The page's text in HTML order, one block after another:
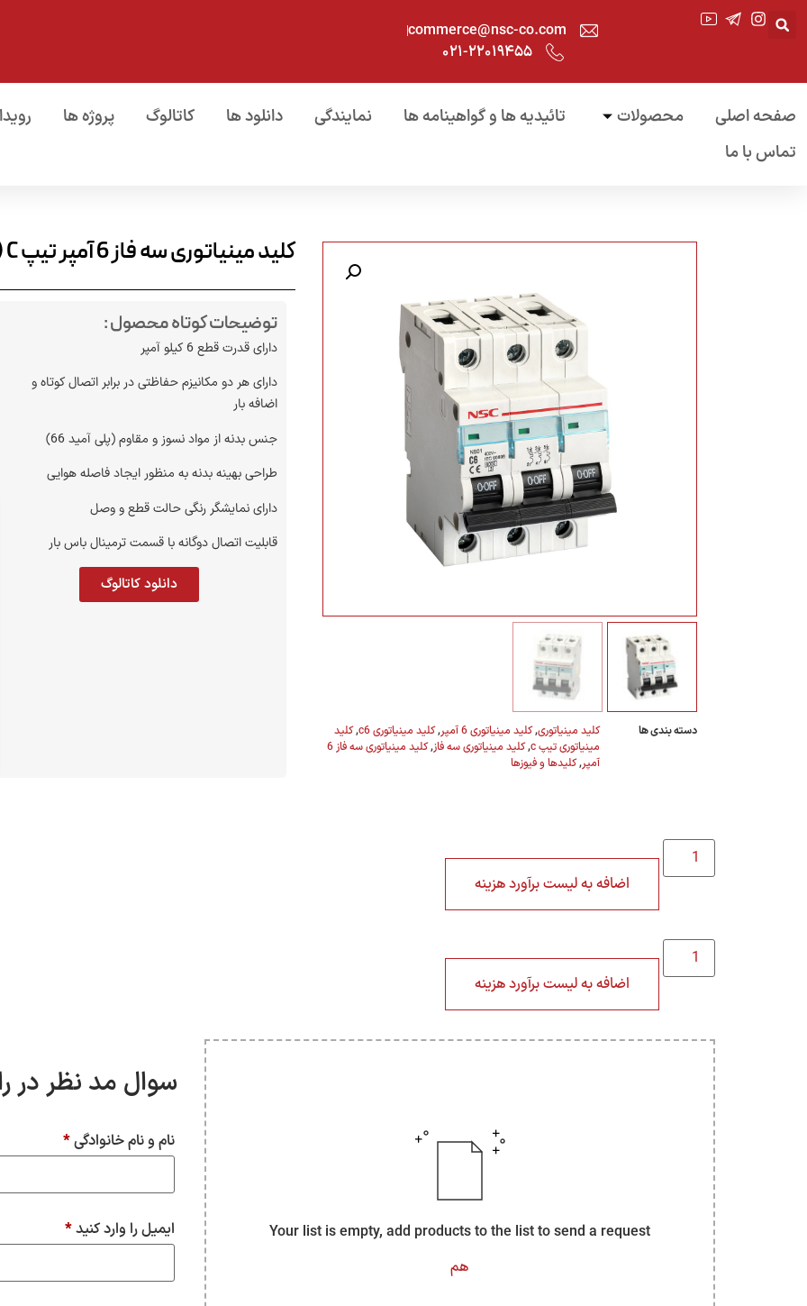
commerce@nsc-co.com
۰۲۱-۲۲۰۱۹۴۵۵
صفحه اصلی محصولات تائیدیه ها و گواهینامه ها نمایندگی دانلود ها کاتالوگ پروژه ها
تماس با ما
دسته بندی ها کلید مینیاتوری,کلید مینیاتوری 6 آمپر ,کلید مینیاتوری c6 ,کلید
مینیاتوری تیپ c ,کلید مینیاتوری سه فاز,
کلید مینیاتوری سه فاز 6
آمپر,کلیدها و فیوزها
کلید مینیاتوری سه فاز 6 آمپر تیپ C (سه پل)
توضیحات کوتاه محصول :
دارای قدرت قطع 6 کیلو آمپر
دارای هر دو مکانیزم حفاظتی در برابر اتصال کوتاه و
اضافه بار
جنس بدنه از مواد نسوز و مقاوم (پلی آمید 66)
طراحی بهینه بدنه به منظور ایجاد فاصله هوایی
دارای نمایشگر رنگی حالت قطع و وصل
قابلیت اتصال دوگانه با قسمت ترمینال باس بار
دانلود کاتالوگ
مدیر بازرگانی مشاوره فنی
Your list is empty, add products to the list to send a request
هم
سوال مد نظر در
نام و نام خانوادگی*
ایمیل را وارد کنید*
اضافه به لیست برآورد هزینه
اضافه به لیست برآورد هزینه